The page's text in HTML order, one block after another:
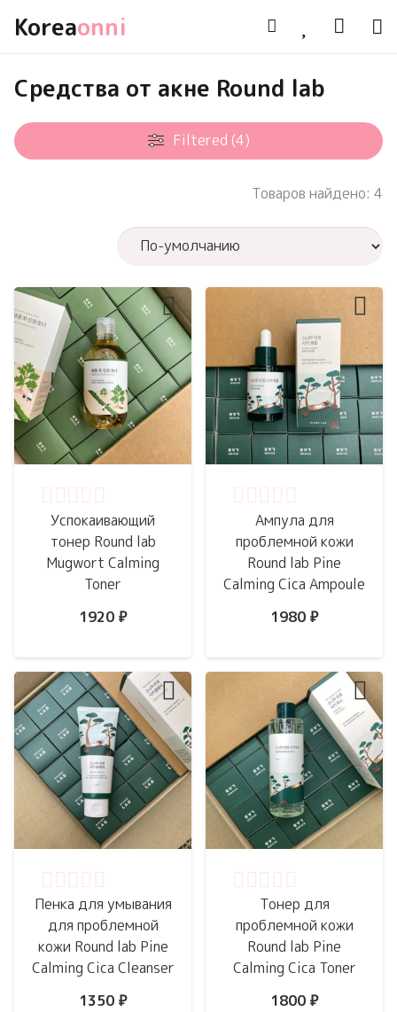
Koreaonni
Средства от акне Round lab
Filtered (4)
Товаров найдено: 4
Успокаивающий
тонер Round lab
Mugwort Calming
Toner
1920 ₽
Ампула для
проблемной кожи
Round lab Pine
Calming Cica Ampoule
1980 ₽
Пенка для умывания
для проблемной
кожи Round lab Pine
Calming Cica Cleanser
1350 ₽
Тонер для
проблемной кожи
Round lab Pine
Calming Cica Toner
1800 ₽